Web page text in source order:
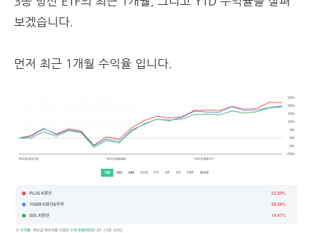
보겠습니다.
먼저 최근 1개월 수익율 입니다.